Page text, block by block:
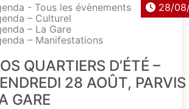
- Tous les évènements
– Culturel
– La Gare
– Manifestations
28/
QUARTIERS D’ÉTÉ –
28 AOÛT, PARVIS
GARE